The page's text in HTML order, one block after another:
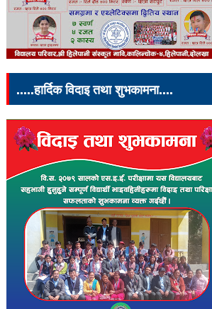
.....हार्दिक विदाइ तथा शुभकामना....